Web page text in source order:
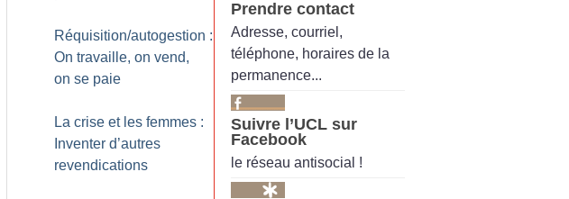
Réquisition/autogestion :
On travaille, on vend,
on se paie
La crise et les femmes :
Inventer d’autres
revendications
Prendre contact
Adresse, courriel,
téléphone, horaires de la
permanence...
Suivre l’UCL sur
Facebook
le réseau antisocial !